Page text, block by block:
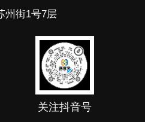
州街1号7层
关注抖音号